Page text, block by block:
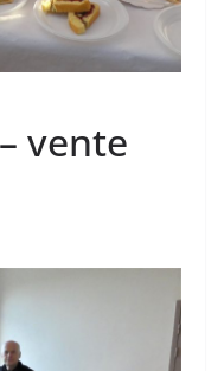
vente